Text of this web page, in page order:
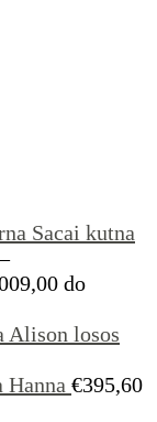
Sacai kutna
–
do
Alison losos
Hanna €395,60